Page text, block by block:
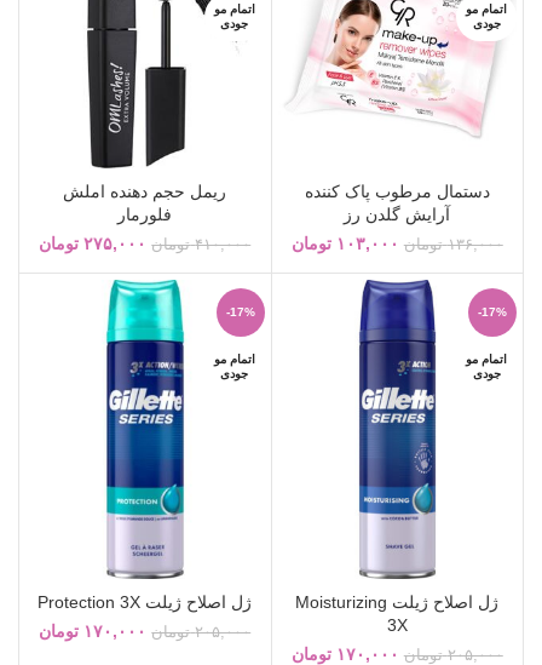
اتمام مو
جودی
دستمال مرطوب پاک کننده
آرایش گلدن رز
۱۳۶,۰۰۰ تومان ۱۰۳,۰۰۰ تومان
اتمام مو
جودی
ریمل حجم دهنده املش
فلورمار
۴۱۰,۰۰۰ تومان ۲۷۵,۰۰۰ تومان
-17%
اتمام مو
جودی
ژل اصلاح ژیلت Moisturizing
3X
۲۰۵,۰۰۰ تومان ۱۷۰,۰۰۰ تومان
-17%
اتمام مو
جودی
ژل اصلاح ژیلت Protection 3X
۲۰۵,۰۰۰ تومان ۱۷۰,۰۰۰ تومان